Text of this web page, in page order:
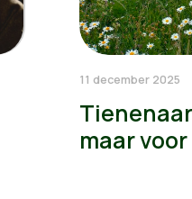
11 december 2025
maar